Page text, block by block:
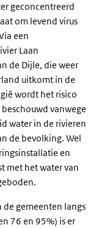
geconcentreerd
om levend virus
een
Laan
de Dijle, die weer
uitkomt in de
wordt het risico
vanwege
water in de rivieren
de bevolking. Wel
en
met het water van
gemeenten langs
76 en 95%) is er